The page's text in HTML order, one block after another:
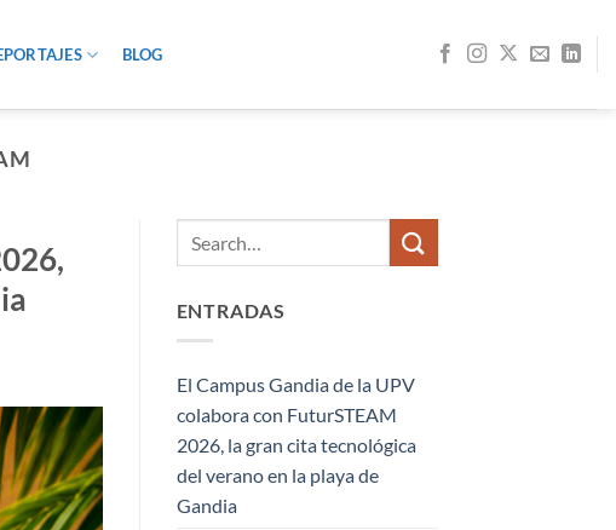
BLOG
ENTRADAS
El Campus Gandia de la UPV
colabora con FuturSTEAM
2026, la gran cita tecnológica
del verano en la playa de
Gandia